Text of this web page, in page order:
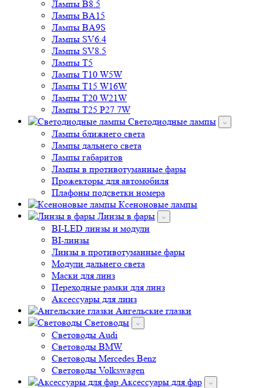
Лампы B8.5
Лампы BA15
Лампы BA9S
Лампы SV6.4
Лампы SV8.5
Лампы T5
Лампы T10 W5W
Лампы T15 W16W
Лампы T20 W21W
Лампы T25 P27 7W
Светодиодные лампы
Лампы ближнего света
Лампы дальнего света
Лампы габаритов
Лампы в противотуманные фары
Прожекторы для автомобиля
Плафоны подсветки номера
Ксеноновые лампы
Линзы в фары
BI-LED линзы и модули
BI-линзы
Линзы в противотуманные фары
Модули дальнего света
Маски для линз
Переходные рамки для линз
Аксессуары для линз
Ангельские глазки
Световоды
Cветоводы Audi
Cветоводы BMW
Световоды Mercedes Benz
Cветоводы Volkswagen
Аксессуары для фар